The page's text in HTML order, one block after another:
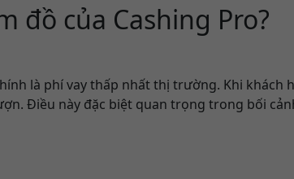
đồ của Cashing Pro?
là phí vay thấp nhất thị trường. Khi khách
Điều này đặc biệt quan trọng trong bối